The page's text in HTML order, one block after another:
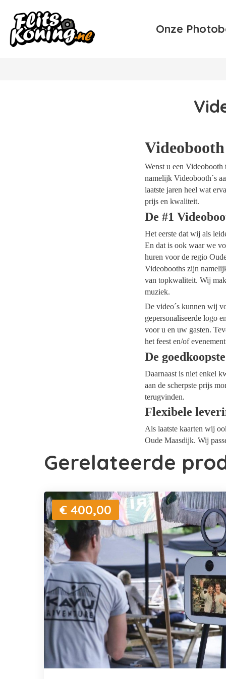
Onze
Wenst u een
namelijk Videobooth´s
laatste jaren heel wat
prijs en kwaliteit.
De #1
Het eerste dat wij als
En dat is ook waar we
huren voor de regio
Videobooths zijn
van topkwaliteit. Wij
muziek.
De video´s kunnen wij
gepersonaliseerde logo
voor u en uw gasten.
het feest en/of
De
Daarnaast is niet enkel
aan de scherpste prijs
terugvinden.
Flexibele
Als laatste kaarten wij
Oude Maasdijk. Wij
Gerelateerde
€ 400,00